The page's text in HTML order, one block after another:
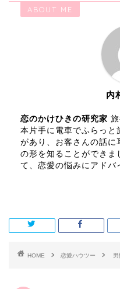
ABOUT ME
内
恋のかけひきの研究家
本片手に電車でふらっと
があり、お客さんの話に
の形を知ることができま
て、恋愛の悩みにアドバ
HOME 恋愛ハウツー